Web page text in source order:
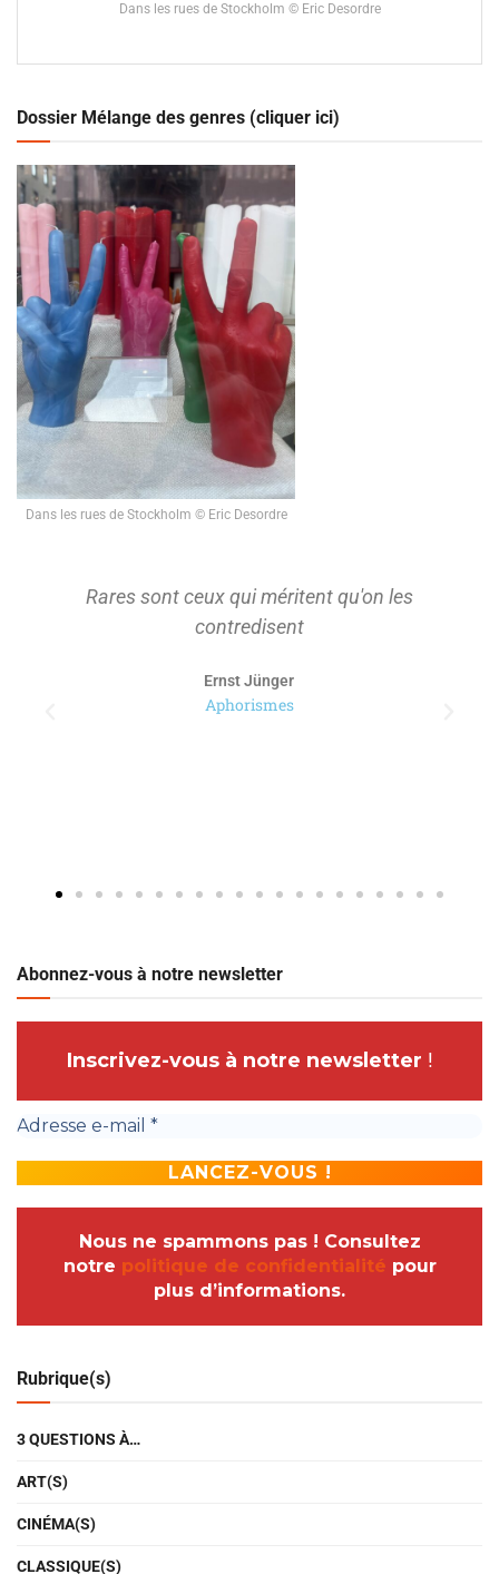
Dans les rues de Stockholm © Eric Desordre
Dossier Mélange des genres (cliquer ici)
Dans les rues de Stockholm © Eric Desordre
Rares sont ceux qui méritent qu'on les
contredisent
Ernst Jünger
Aphorismes
Abonnez-vous à notre newsletter
Inscrivez-vous à notre newsletter !
Nous ne spammons pas ! Consultez
notre politique de confidentialité pour
plus d’informations.
Rubrique(s)
3 QUESTIONS À…
ART(S)
CINÉMA(S)
CLASSIQUE(S)